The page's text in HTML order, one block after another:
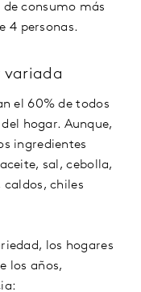
de consumo más
4 personas.
variada
el 60% de todos
hogar. Aunque,
ingredientes
sal, cebolla,
caldos, chiles
los hogares
los años,